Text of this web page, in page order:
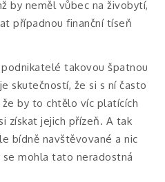
by neměl vůbec na živobytí,
případnou finanční tíseň
takovou špatnou
skutečností, že si s ní často
by to chtělo víc platících
získat jejich přízeň. A tak
bídně navštěvované a nic
mohla tato neradostná